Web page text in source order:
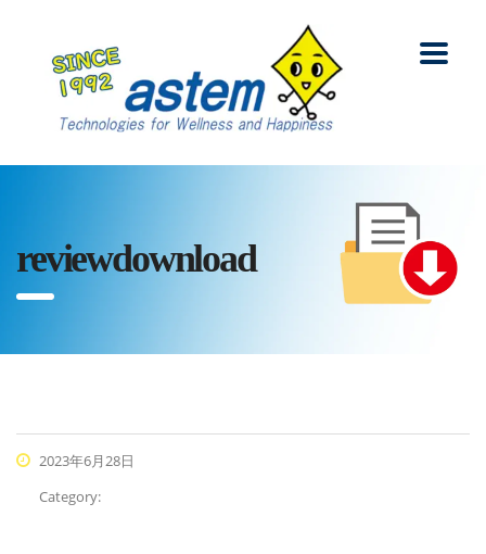
reviewdownload
2023年6月28日
Category: